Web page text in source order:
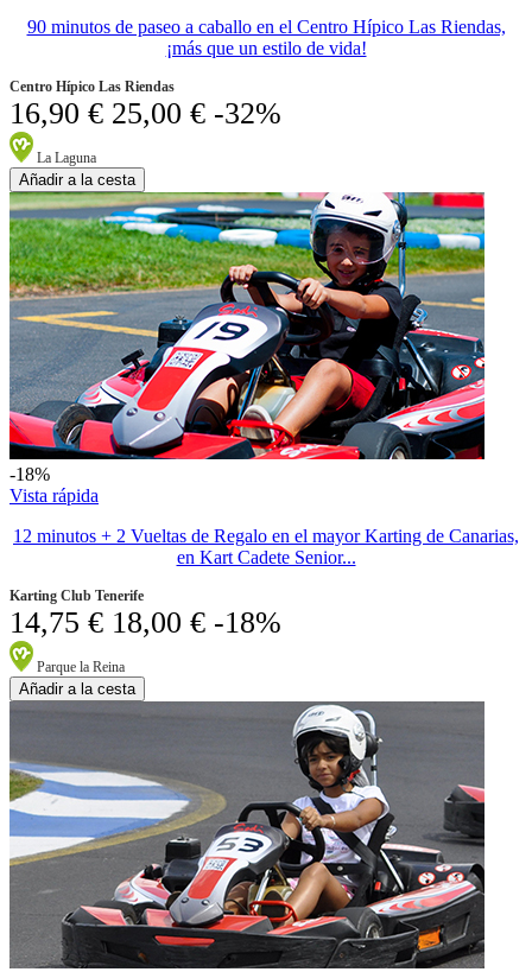
90 minutos de paseo a caballo en el Centro Hípico Las Riendas,
¡más que un estilo de vida!
Centro Hípico Las Riendas
16,90 € 25,00 € -32%
La Laguna
Añadir a la cesta
-18%
Vista rápida
12 minutos + 2 Vueltas de Regalo en el mayor Karting de Canarias,
en Kart Cadete Senior...
Karting Club Tenerife
14,75 € 18,00 € -18%
Parque la Reina
Añadir a la cesta